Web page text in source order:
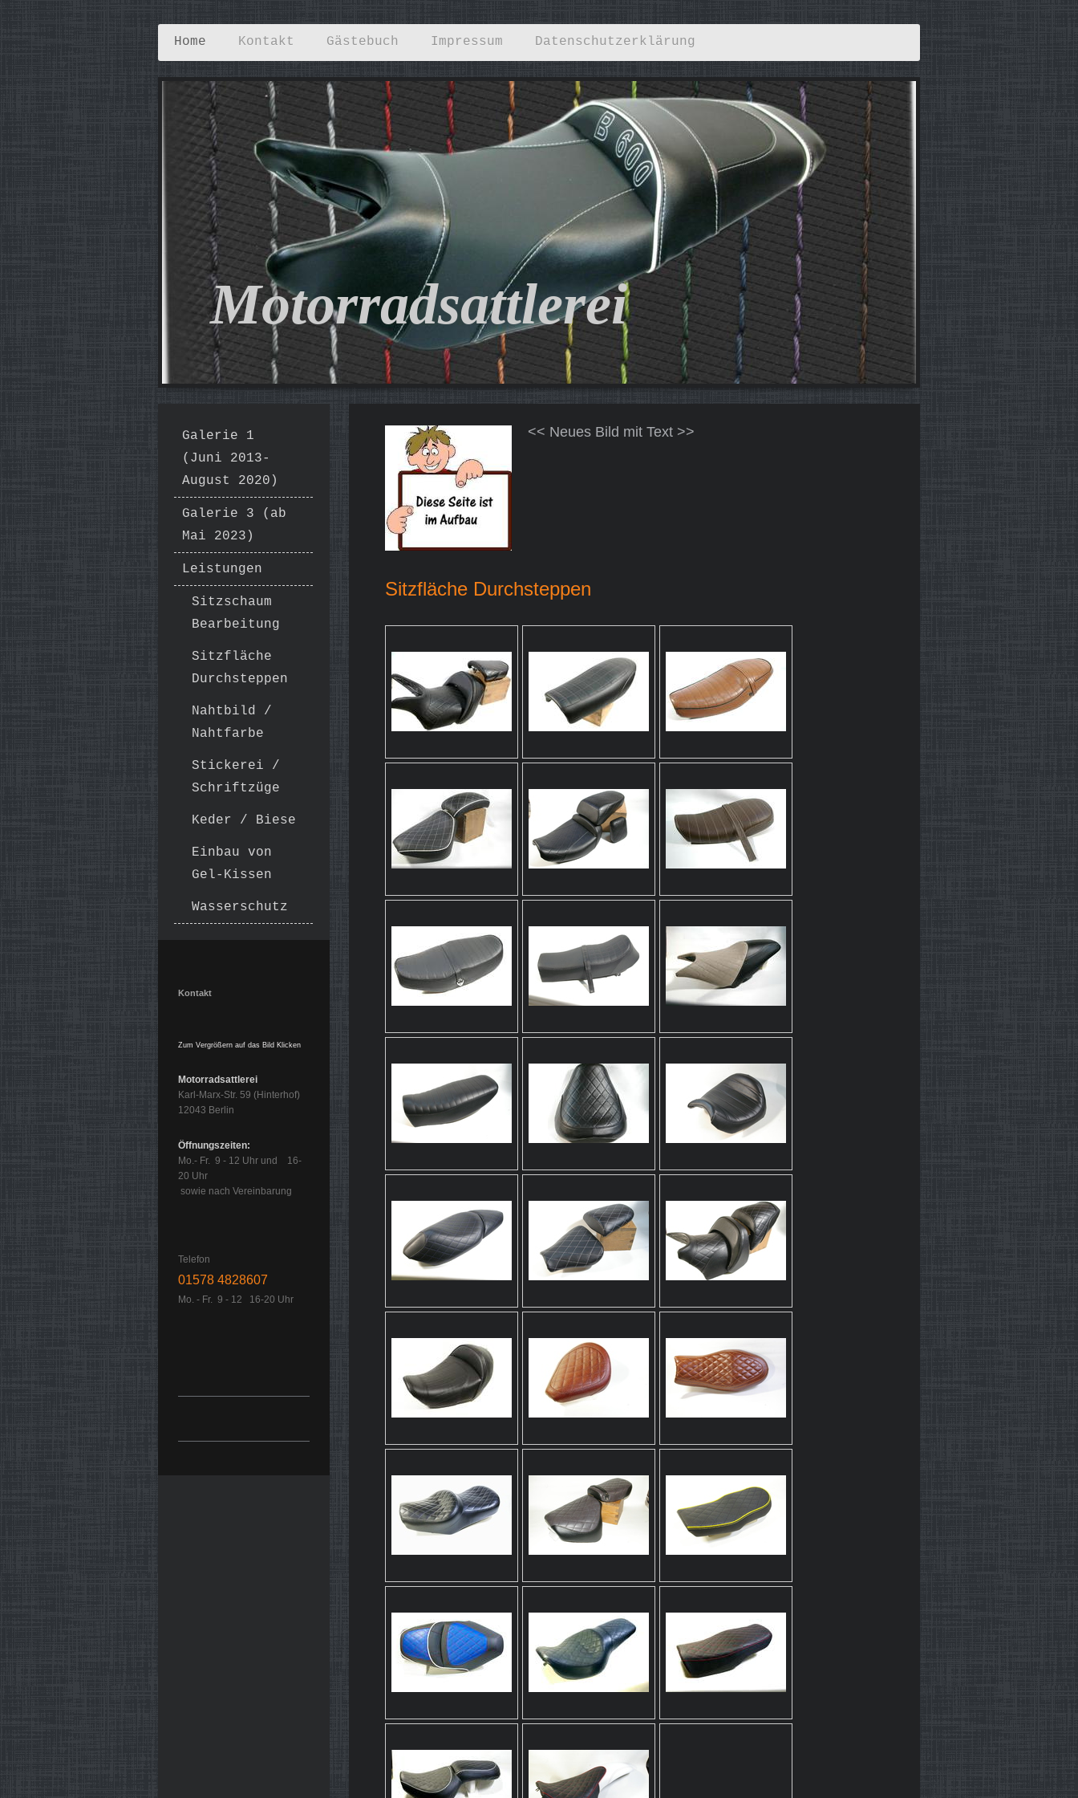
Home Kontakt Gästebuch Impressum Datenschutzerklärung
Motorradsattlerei
<< Neues Bild mit Text >>
Sitzfläche Durchsteppen
Galerie 1
(Juni 2013-
August 2020)
Galerie 3 (ab
Mai 2023)
Leistungen
Sitzschaum
Bearbeitung
Sitzfläche
Durchsteppen
Nahtbild /
Nahtfarbe
Stickerei /
Schriftzüge
Keder / Biese
Einbau von
Gel-Kissen
Wasserschutz
Kontakt
Zum Vergrößern auf das Bild Klicken
Motorradsattlerei
Karl-Marx-Str. 59 (Hinterhof)
12043 Berlin
Öffnungszeiten:
Mo.- Fr. 9 - 12 Uhr und 16-
20 Uhr
sowie nach Vereinbarung
Telefon
01578 4828607
Mo. - Fr. 9 - 12 16-20 Uhr